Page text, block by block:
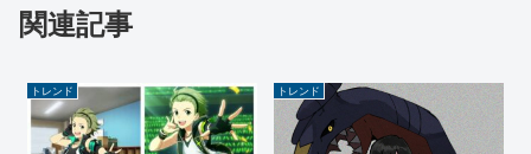
関連記事
トレンド トレンド